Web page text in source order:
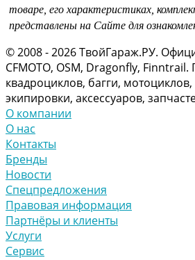
товаре, его характеристиках,
представлены на Сайте для
© 2008 - 2026 ТвойГараж.РУ.
CFMOTO, OSM, Dragonfly,
квадроциклов, багги, мотоциклов,
экипировки, аксессуаров,
О компании
О нас
Контакты
Бренды
Новости
Спецпредложения
Правовая информация
Партнёры и клиенты
Услуги
Сервис